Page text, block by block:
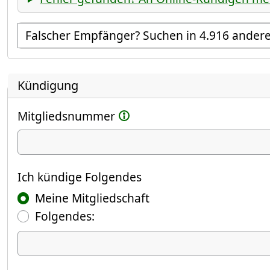
Empfänger suchen
Kündigung
Mitgliedsnummer
Ich kündige
Ich kündige Folgendes
Meine Mitgliedschaft
Folgendes:
Ich kündige Folgendes